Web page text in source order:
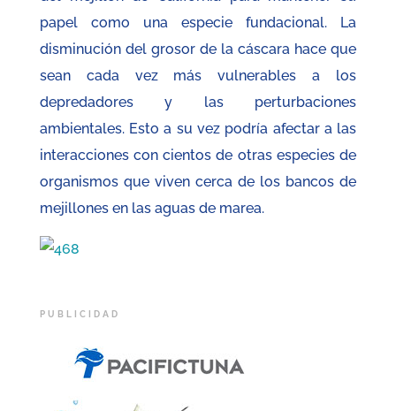
papel como una especie fundacional. La
disminución del grosor de la cáscara hace que
sean cada vez más vulnerables a los
depredadores y las perturbaciones
ambientales. Esto a su vez podría afectar a las
interacciones con cientos de otras especies de
organismos que viven cerca de los bancos de
mejillones en las aguas de marea.